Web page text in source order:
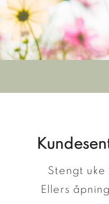
Stengt uke
Ellers